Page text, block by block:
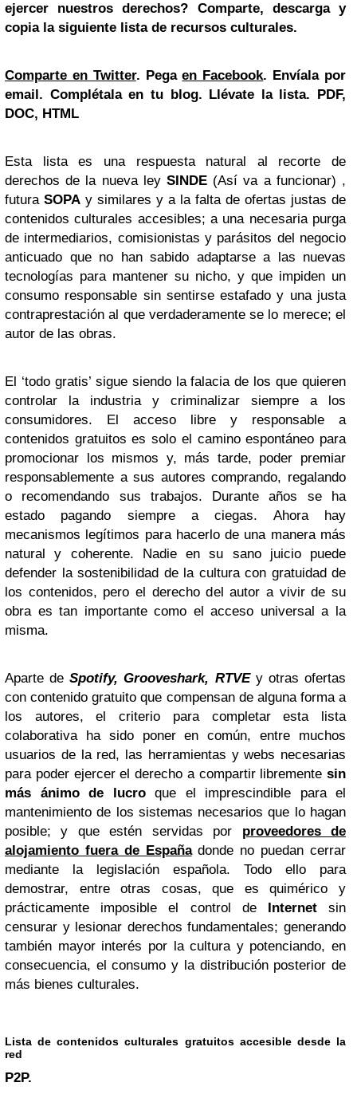
ejercer nuestros derechos? Comparte, descarga y
copia la siguiente lista de recursos culturales.
Comparte en Twitter. Pegaen Facebook. Envíala por
email. Complétala en tu blog. Llévate la lista. PDF,
DOC, HTML
Esta lista es una respuesta natural al recorte de
derechos de la nueva ley SINDE (Así va a funcionar) ,
futura SOPA y similares y a la falta de ofertas justas de
contenidos culturales accesibles; a una necesaria purga
de intermediarios, comisionistas y parásitos del negocio
anticuado que no han sabido adaptarse a las nuevas
tecnologías para mantener su nicho, y que impiden un
consumo responsable sin sentirse estafado y una justa
contraprestación al que verdaderamente se lo merece; el
autor de las obras.
El ‘todo gratis’ sigue siendo la falacia de los que quieren
controlar la industria y criminalizar siempre a los
consumidores. El acceso libre y responsable a
contenidos gratuitos es solo el camino espontáneo para
promocionar los mismos y, más tarde, poder premiar
responsablemente a sus autores comprando, regalando
o recomendando sus trabajos. Durante años se ha
estado pagando siempre a ciegas. Ahora hay
mecanismos legítimos para hacerlo de una manera más
natural y coherente. Nadie en su sano juicio puede
defender la sostenibilidad de la cultura con gratuidad de
los contenidos, pero el derecho del autor a vivir de su
obra es tan importante como el acceso universal a la
misma.
Aparte deSpotify, Grooveshark, RTVEy otras ofertas
con contenido gratuito que compensan de alguna forma a
los autores, el criterio para completar esta lista
colaborativa ha sido poner en común, entre muchos
usuarios de la red, las herramientas y webs necesarias
para poder ejercer el derecho a compartir libremente sin
más ánimo de lucroque el imprescindible para el
mantenimiento de los sistemas necesarios que lo hagan
posible; y que estén servidas por proveedores de
alojamiento fuera de Españadonde no puedan cerrar
mediante la legislación española. Todo ello para
demostrar, entre otras cosas, que es quimérico y
prácticamente imposible el control de Internetsin
censurar y lesionar derechos fundamentales; generando
también mayor interés por la cultura y potenciando, en
consecuencia, el consumo y la distribución posterior de
más bienes culturales.
Lista de contenidos culturales gratuitos accesible desde la
red
P2P.